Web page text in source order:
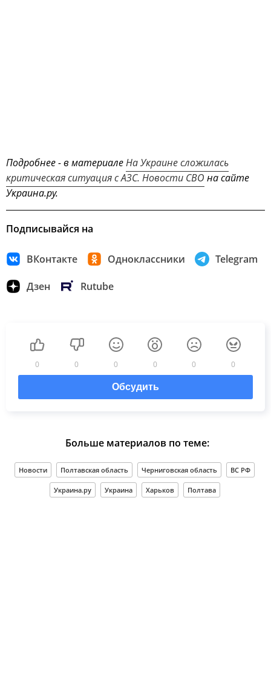
Подробнее - в материалеНа Украине сложилась
критическая ситуация с АЗС. Новости СВО на сайте
Украина.ру.
Подписывайся на
ВКонтакте Одноклассники Telegram
Дзен Rutube
0 0 0 0 0 0
Обсудить
Больше материалов по теме:
Новости Полтавская область Черниговская область ВС РФ
Украина.ру Украина Харьков Полтава